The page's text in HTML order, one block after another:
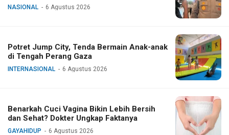
NASIONAL 6 Agustus 2026
Potret Jump City, Tenda Bermain Anak-anak
di Tengah Perang Gaza
INTERNASIONAL 6 Agustus 2026
Benarkah Cuci Vagina Bikin Lebih Bersih
dan Sehat? Dokter Ungkap Faktanya
GAYAHIDUP 6 Agustus 2026